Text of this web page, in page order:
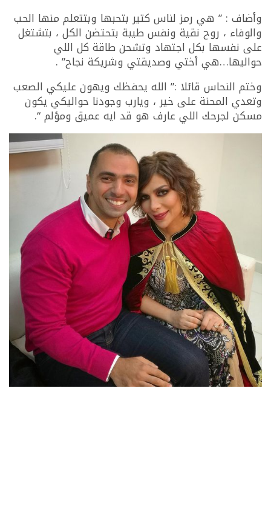
وأضاف : ” هي رمز لناس كتير بتحبها وبتتعلم منها الحب
والوفاء ، روح نقية ونفس طيبة بتحتضن الكل ، بتشتغل
على نفسها بكل اجتهاد وتشحن طاقة كل اللي
حواليها…هي أختي وصديقتي وشريكة نجاح” .
وختم النحاس قائلا :” الله يحفظك ويهون عليكي الصعب
وتعدي المحنة على خير ، ويارب وجودنا حواليكي يكون
مسكن لجرحك اللي عارف هو قد ايه عميق ومؤلم “.